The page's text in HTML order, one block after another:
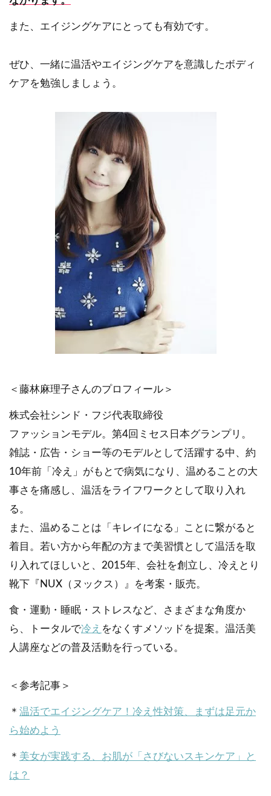
また、エイジングケアにとっても有効です。
ぜひ、一緒に温活やエイジングケアを意識したボディ
ケアを勉強しましょう。
＜藤林麻理子さんのプロフィール＞
株式会社シンド・フジ代表取締役
ファッションモデル。第4回ミセス日本グランプリ。
雑誌・広告・ショー等のモデルとして活躍する中、約
10年前「冷え」がもとで病気になり、温めることの大
事さを痛感し、温活をライフワークとして取り入れ
る。
また、温めることは「キレイになる」ことに繋がると
着目。若い方から年配の方まで美習慣として温活を取
り入れてほしいと、2015年、会社を創立し、冷えとり
靴下『NUX（ヌックス）』を考案・販売。
食・運動・睡眠・ストレスなど、さまざまな角度か
ら、トータルで冷え をなくすメソッドを提案。温活美
人講座などの普及活動を行っている。
＜参考記事＞
＊ 温活でエイジングケア！冷え性対策、まずは足元か
ら始めよう
＊ 美女が実践する、お肌が「さびないスキンケア」と
は？